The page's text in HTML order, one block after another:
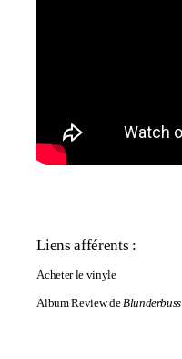
Liens afférents :
Acheter le vinyle
Album Review deBlunderbuss